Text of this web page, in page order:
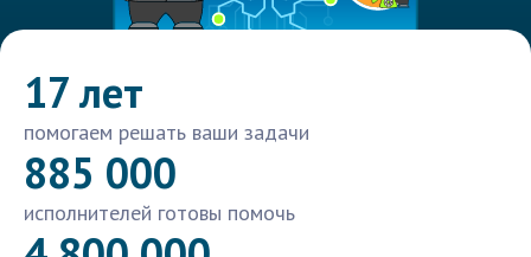
17 лет
помогаем решать ваши задачи
885 000
исполнителей готовы помочь